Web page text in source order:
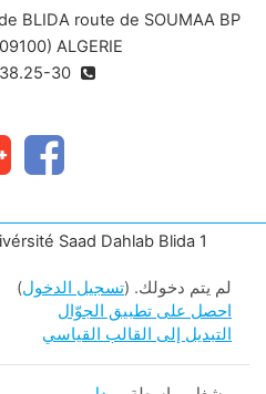
BLIDA route de SOUMAA BP
ALGERIE
Saad Dahlab Blida 1
لم يتم دخولك. (تسجيل الدخول)
احصل على تطبيق الجوّال
التبديل إلى القالب القياسي